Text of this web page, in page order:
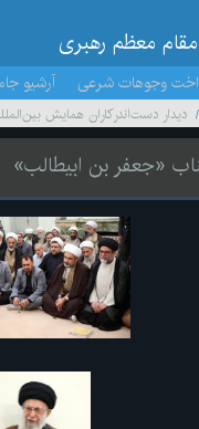
مقام معظم رهبری
وجوهات شرعی آرشیو
دیدار دست‌اندرکاران همایش
«جعفر بن ابیطالب»